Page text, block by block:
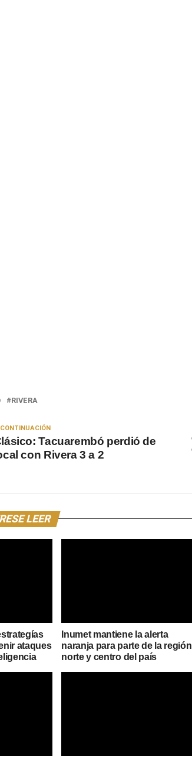
RIVERA
Tacuarembó perdió de
con Rivera 3 a 2
LEER
ataques
Inumet mantiene la alerta
naranja para parte de la región
norte y centro del país